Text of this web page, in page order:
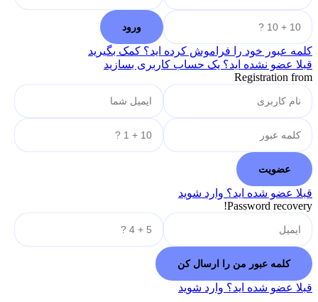
کلمه عبور خود را فراموش کرده اید؟ کمک بگیرید
قبلا عضو نشده اید؟ یک حساب کاربری بسازید
Registration from
قبلا عضو شده اید؟ وارد شوید
Password recovery!
قبلا عضو شده اید؟ وارد شوید